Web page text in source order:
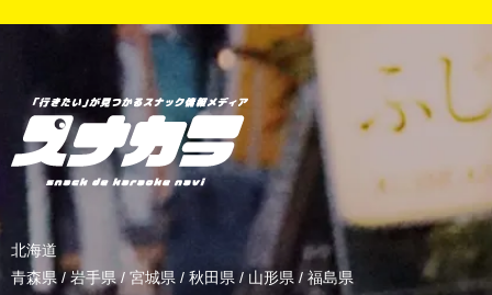
北海道
青森県 / 岩手県/ 宮城県 / 秋田県 / 山形県/ 福島県